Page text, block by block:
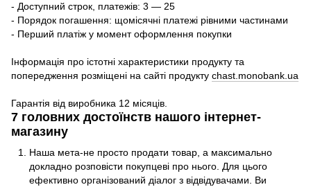
- Доступний строк, платежів: 3 — 25
- Порядок погашення: щомісячні платежі рівними частинами
- Перший платіж у момент оформлення покупки
Інформація про істотні характеристики продукту та
попередження розміщені на сайті продукту chast.monobank.ua
Гарантія від виробника 12 місяців.
7 головних достоїнств нашого інтернет-
магазину
Наша мета-не просто продати товар, а максимально
докладно розповісти покупцеві про нього. Для цього
ефективно організований діалог з відвідувачами. Ви